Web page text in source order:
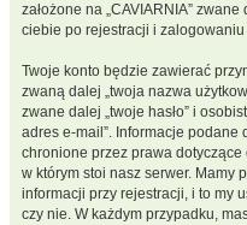
założone na „CAVIARNIA”
ciebie po rejestracji i zalogowaniu
Twoje konto będzie zawierać
zwaną dalej „twoja nazwa
zwane dalej „twoje hasło” i
adres e-mail”. Informacje podane
chronione przez prawa
w którym stoi nasz serwer. Mamy
informacji przy rejestracji, i to my
czy nie. W każdym przypadku,